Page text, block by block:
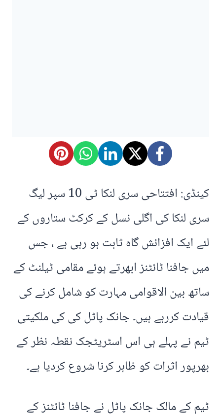
کینڈی: افتتاحی سری لنکا ٹی 10 سپر لیگ
سری لنکا کی اگلی نسل کے کرکٹ ستاروں کے
لئے ایک افزائش گاہ ثابت ہو رہی ہے ، جس
میں جافنا ٹائٹنز ابھرتے ہوئے مقامی ٹیلنٹ کے
ساتھ بین الاقوامی مہارت کو شامل کرنے کی
قیادت کررہے ہیں۔ جانک پاٹل کی کی ملکیتی
ٹیم نے پہلے ہی اس اسٹریٹجک نقطہ نظر کے
بھرپور اثرات کو ظاہر کرنا شروع کردیا ہے۔
ٹیم کے مالک جانک پاٹل نے جافنا ٹائٹنز کے